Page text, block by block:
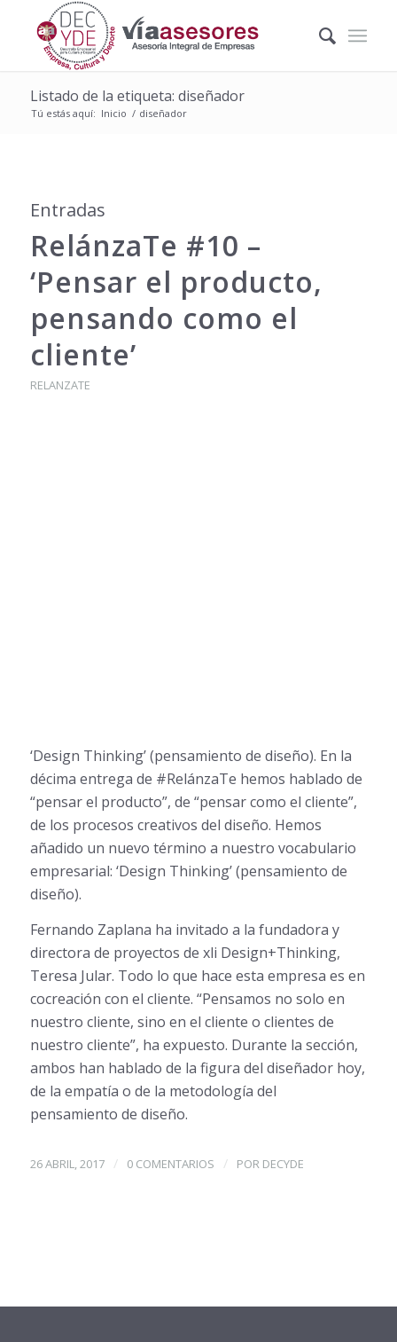
Listado de la etiqueta: diseñador
Tú estás aquí: Inicio / diseñador
Entradas
RelánzaTe #10 –
‘Pensar el producto,
pensando como el
cliente’
RELANZATE
‘Design Thinking’ (pensamiento de diseño). En la
décima entrega de #RelánzaTe hemos hablado de
“pensar el producto”, de “pensar como el cliente”,
de los procesos creativos del diseño. Hemos
añadido un nuevo término a nuestro vocabulario
empresarial: ‘Design Thinking’ (pensamiento de
diseño).
Fernando Zaplana ha invitado a la fundadora y
directora de proyectos de xli Design+Thinking,
Teresa Jular. Todo lo que hace esta empresa es en
cocreación con el cliente. “Pensamos no solo en
nuestro cliente, sino en el cliente o clientes de
nuestro cliente”, ha expuesto. Durante la sección,
ambos han hablado de la figura del diseñador hoy,
de la empatía o de la metodología del
pensamiento de diseño.
26 ABRIL, 2017 / 0 COMENTARIOS / POR DECYDE